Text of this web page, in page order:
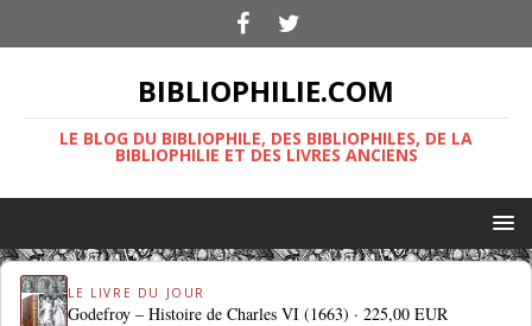
BIBLIOPHILIE.COM
LE BLOG DU BIBLIOPHILE, DES BIBLIOPHILES, DE LA
BIBLIOPHILIE ET DES LIVRES ANCIENS
LE LIVRE DU JOUR
Godefroy – Histoire de Charles VI (1663) ·225,00 EUR